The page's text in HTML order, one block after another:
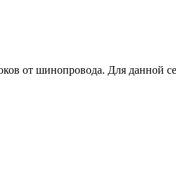
от шинопровода. Для